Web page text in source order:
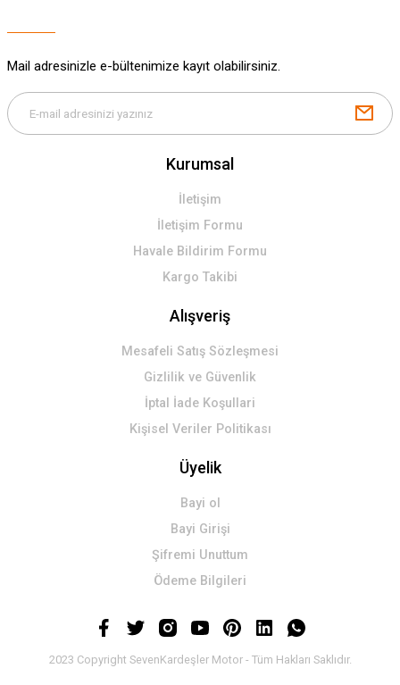
Mail adresinizle e-bültenimize kayıt olabilirsiniz.
Kurumsal
İletişim
İletişim Formu
Havale Bildirim Formu
Kargo Takibi
Alışveriş
Mesafeli Satış Sözleşmesi
Gizlilik ve Güvenlik
İptal İade Koşullari
Kişisel Veriler Politikası
Üyelik
Bayi ol
Bayi Girişi
Şifremi Unuttum
Ödeme Bilgileri
2023 Copyright SevenKardeşler Motor - Tüm Hakları Saklıdır.